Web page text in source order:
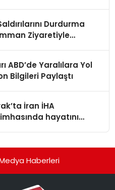
Durdurma
Ziyaretiyle
ABD’de Yaralılara Yol
Bilgileri Paylaştı
İran İHA
hayatını
Haberleri